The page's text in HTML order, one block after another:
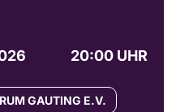
20:00 UHR
GAUTING E.V.